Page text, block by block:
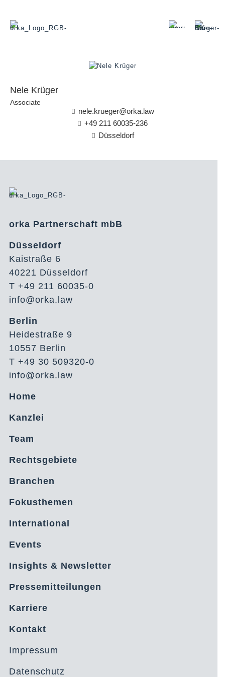
Nele Krüger
Associate
+49 211 60035-236
Düsseldorf
nele.krueger@orka.law
orka Partnerschaft mbB
Düsseldorf
Kaistraße 6
40221 Düsseldorf
T +49 211 60035-0
info@orka.law
Berlin
Heidestraße 9
10557 Berlin
T +49 30 509320-0
info@orka.law
Home
Kanzlei
Team
Rechtsgebiete
Branchen
Fokusthemen
International
Events
Insights & Newsletter
Pressemitteilungen
Karriere
Kontakt
Impressum
Datenschutz